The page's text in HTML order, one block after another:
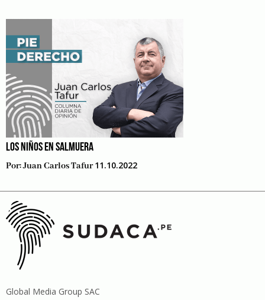
LOS NIÑOS EN SALMUERA
Por:Juan Carlos Tafur 11.10.2022
Global Media Group SAC